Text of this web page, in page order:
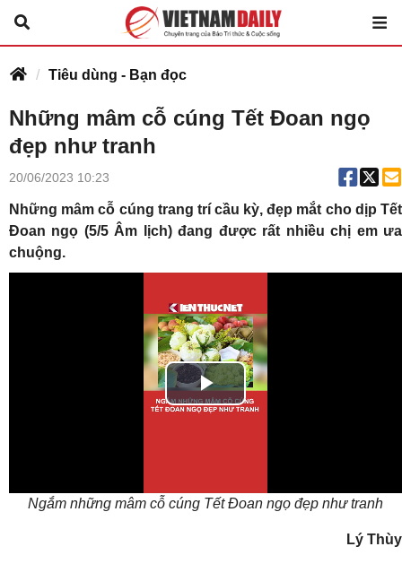
Tiêu dùng - Bạn đọc
Những mâm cỗ cúng Tết Đoan ngọ
đẹp như tranh
20/06/2023 10:23
Những mâm cỗ cúng trang trí cầu kỳ, đẹp mắt cho dịp Tết
Đoan ngọ (5/5 Âm lịch) đang được rất nhiều chị em ưa
chuộng.
Play
Ngắm những mâm cỗ cúng Tết Đoan ngọ đẹp như tranh
Lý Thùy